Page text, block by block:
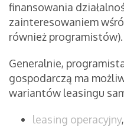
finansowania
zainteresowaniem
również programistów).
Generalnie,
gospodarczą ma
wariantów leasingu
leasing operacyjny,